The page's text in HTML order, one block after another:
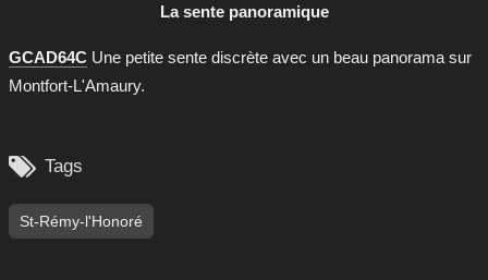
La sente panoramique
GCAD64C Une petite sente discrète avec un beau panorama sur
Montfort-L'Amaury.
 Tags
St-Rémy-l'Honoré